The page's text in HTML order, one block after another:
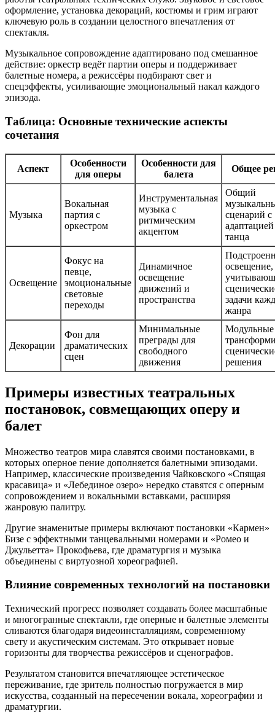
оформление, установка декораций, костюмы и грим играют
ключевую роль в создании целостного впечатления от
спектакля.
Музыкальное сопровождение адаптировано под смешанное
действие: оркестр ведёт партии оперы и поддерживает
балетные номера, а режиссёры подбирают свет и
спецэффекты, усиливающие эмоциональный накал каждого
эпизода.
Таблица: Основные технические аспекты
сочетания
Аспект
Особенности
для оперы
Особенности для
балета
Общее
Музыка
Вокальная
партия с
оркестром
Инструментальная
музыка с
ритмическим
акцентом
Общий
сценарий с
танца
Освещение
Фокус на
певце,
эмоциональные
световые
переходы
Динамичное
освещение
движений и
пространства
освещение,
задачи
жанра
Декорации
Фон для
драматических
сцен
Минимальные
преграды для
свободного
движения
решения
Примеры известных театральных
постановок, совмещающих оперу и
балет
Множество театров мира славятся своими постановками, в
которых оперное пение дополняется балетными эпизодами.
Например, классические произведения Чайковского «Спящая
красавица» и «Лебединое озеро» нередко ставятся с оперным
сопровождением и вокальными вставками, расширяя
жанровую палитру.
Другие знаменитые примеры включают постановки «Кармен»
Бизе с эффектными танцевальными номерами и «Ромео и
Джульетта» Прокофьева, где драматургия и музыка
объединены с виртуозной хореографией.
Влияние современных технологий на постановки
Технический прогресс позволяет создавать более масштабные
и многогранные спектакли, где оперные и балетные элементы
сливаются благодаря видеоинсталляциям, современному
свету и акустическим системам. Это открывает новые
горизонты для творчества режиссёров и сценографов.
Результатом становится впечатляющее эстетическое
переживание, где зритель полностью погружается в мир
искусства, созданный на пересечении вокала, хореографии и
драматургии.